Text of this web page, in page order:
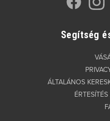
Segítség
ÁLTALÁNOS